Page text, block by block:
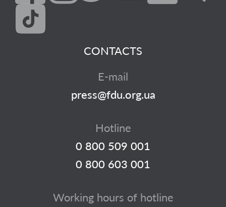
CONTACTS
E-mail
press@fdu.org.ua
Hotline
0 800 509 001
0 800 603 001
Working hours of hotline